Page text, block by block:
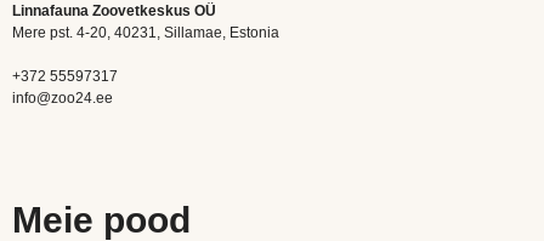
Linnafauna Zoovetkeskus OÜ
Mere pst. 4-20, 40231, Sillamae, Estonia
+372 55597317
info@zoo24.ee
Meie pood